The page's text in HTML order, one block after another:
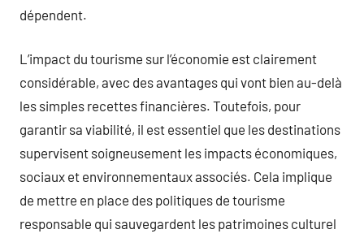
dépendent.
L’impact du tourisme sur l’économie est clairement
considérable, avec des avantages qui vont bien au-delà
les simples recettes financières. Toutefois, pour
garantir sa viabilité, il est essentiel que les destinations
supervisent soigneusement les impacts économiques,
sociaux et environnementaux associés. Cela implique
de mettre en place des politiques de tourisme
responsable qui sauvegardent les patrimoines culturel